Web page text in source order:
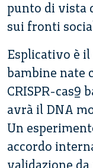
punto di vista
sui fronti
Esplicativo è il
bambine nate
CRISPR-cas9
avrà il DNA
Un
accordo
validazione